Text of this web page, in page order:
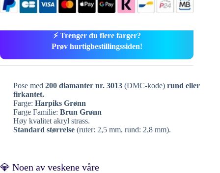
⚡ Trenger du flere farger?
Prøv hurtigbestillingssiden!
Pose med 200 diamanter nr. 3013(DMC-kode) rund eller
firkantet.
Farge: Harpiks Grønn
Farge Familie: Brun Grønn
Høy kvalitet akryl strass.
Standard størrelse(ruter: 2,5 mm, rund: 2,8 mm).
💎 Noen av veskene våre